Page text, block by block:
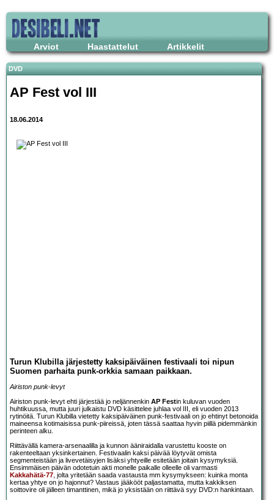
Arviot Haastattelut Artikkelit
DVD
AP Fest vol III
18.06.2014
Turun Klubilla järjestetty kaksipäiväinen festivaali toi nipun
Suomen parhaita punk-orkkia samaan paikkaan.
Airiston punk-levyt
Airiston punk-levyt ehti järjestää jo neljännenkin AP Festin kuluvan vuoden
huhtikuussa, mutta juuri julkaistu DVD käsittelee juhlaa vol III, eli vuoden 2013
rytinöitä. Turun Klubilla vietetty kaksipäiväinen punk-festivaali on jo ehtinyt betonoida
maineensa kotimaisissa punk-piireissä, joten tässä saattaa hyvin piillä pidemmänkin
perinteen alku.
Riittävällä kamera-arsenaalilla ja kunnon ääniraidalla varustettu kooste on
rakenteeltaan yksinkertainen. Festivaalin kaksi päivää löytyvät omista
segmenteistään ja livevetäisyjen lisäksi yhtyeille esitetään joitain kysymyksiä.
Ensimmäisen päivän odotetuin akti monelle paikalle olleelle oli varmasti
Kakkahätä-77, jolta yritetään saada vastausta mm kysymykseen: kuinka monta
kertaa yhtye on jo hajonnut? Vastaus jääkööt paljastamatta, mutta kakkiksen
soittovire oli jälleen timanttinen, mikä jo yksistään on riittävä syy DVD:n hankintaan.